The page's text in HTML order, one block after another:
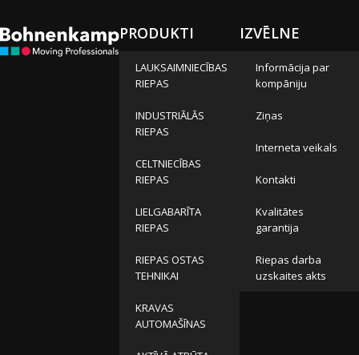
PRODUKTI
LAUKSAIMNIECĪBAS
RIEPAS
INDUSTRIĀLĀS
RIEPAS
CELTNIECĪBAS
RIEPAS
LIELGABARĪTA
RIEPAS
RIEPAS OSTAS
TEHNIKAI
KRAVAS
AUTOMAŠĪNAS
IZVĒLNE
Informācija par
kompāniju
Ziņas
Interneta veikals
Kontakti
Kvalitātes
garantija
Riepas darba
uzskaites akts